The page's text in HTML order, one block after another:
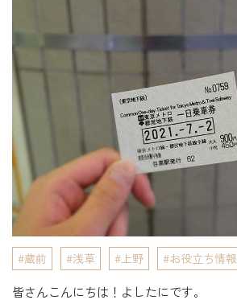
蔵前 浅草 上野 お役立ち情報
皆さんこんにちは！よしたにです。